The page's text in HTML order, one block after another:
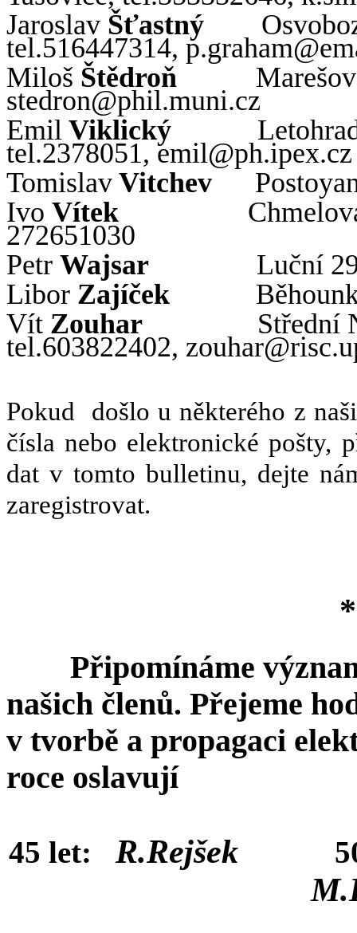
Jaroslav Šťastný
tel.516447314, p.graham
Miloš Štědroň
stedron@phil.muni.cz
Emil Viklický
tel.2378051, emil@ph.ipex.cz
Tomislav Vitchev
Ivo Vítek
272651030
Petr Wajsar
Luční
Libor Zajíček
Vít Zouhar Střední
tel.603822402, zouhar@risc.
Pokud
došlo u některého z
čísla nebo elektronické pošty,
dat v tomto bulletinu, dejte
zaregistrovat.
*
Připomínáme
našich členů. Přejeme
v tvorbě a propagaci
roce oslavují
45 let: R.Rejšek
M.